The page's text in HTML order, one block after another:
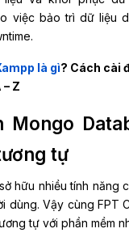
việc bảo trì dữ liệu
là gì? Cách cài
Z
Mongo
tự
hữu nhiều tính năng
dùng. Vậy cùng FPT
tự với phần mềm